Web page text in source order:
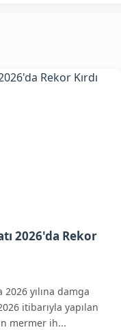
2026'da Rekor
yılına damga
itibarıyla yapılan
mermer ih...